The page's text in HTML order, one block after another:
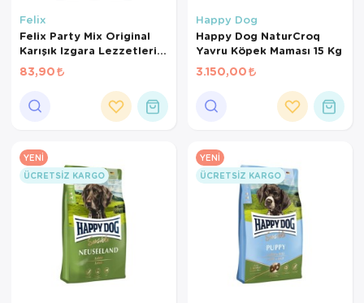
Felix
Felix Party Mix Original
Karışık Izgara Lezzetleri
Kedi Ödül Maması 60 Gr
83,90
Happy Dog
Happy Dog NaturCroq
Yavru Köpek Maması 15 Kg
3.150,00
YENI
ÜCRETSIZ KARGO
YENI
ÜCRETSIZ KARGO